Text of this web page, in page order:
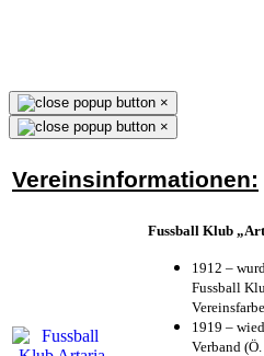
×
×
Vereinsinformationen:
Fussball Klub
1912 –
Fussball
1919 –
Verband